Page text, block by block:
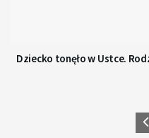
Dziecko tonęło w Ustce.